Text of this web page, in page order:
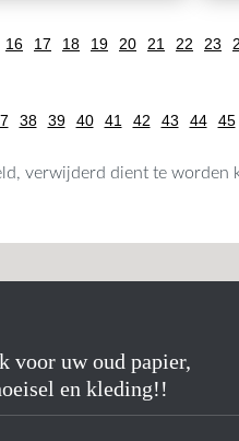
16 17 18 19 20 21 22 23
38 39 40 41 42 43 44 45
verwijderd dient te worden
voor uw oud papier,
en kleding!!